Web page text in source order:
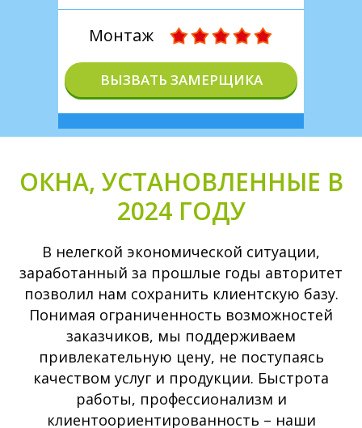
Монтаж
ВЫЗВАТЬ ЗАМЕРЩИКА
ОКНА, УСТАНОВЛЕННЫЕ В
2024 ГОДУ
В нелегкой экономической ситуации,
заработанный за прошлые годы авторитет
позволил нам сохранить клиентскую базу.
Понимая ограниченность возможностей
заказчиков, мы поддерживаем
привлекательную цену, не поступаясь
качеством услуг и продукции. Быстрота
работы, профессионализм и
клиентоориентированность – наши